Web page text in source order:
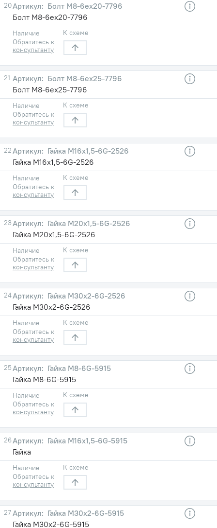
20
Болт М8-6eх20-7796
Болт М8-6eх20-7796
Наличие
Обратитесь к
консультанту
К схеме
21
Болт М8-6eх25-7796
Болт М8-6eх25-7796
Наличие
Обратитесь к
консультанту
К схеме
22
Гайка М16х1,5-6G-2526
Гайка М16х1,5-6G-2526
Наличие
Обратитесь к
консультанту
К схеме
23
Гайка М20х1,5-6G-2526
Гайка М20х1,5-6G-2526
Наличие
Обратитесь к
консультанту
К схеме
24
Гайка М30х2-6G-2526
Гайка М30х2-6G-2526
Наличие
Обратитесь к
консультанту
К схеме
25
Гайка М8-6G-5915
Гайка М8-6G-5915
Наличие
Обратитесь к
консультанту
К схеме
26
Гайка М16х1,5-6G-5915
Гайка
Наличие
Обратитесь к
консультанту
К схеме
27
Гайка М30х2-6G-5915
Гайка М30х2-6G-5915